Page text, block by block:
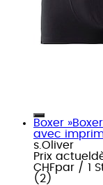
Boxer
avec
s.Oliver
Prix actuel
CHFpar / 1
( 2 )